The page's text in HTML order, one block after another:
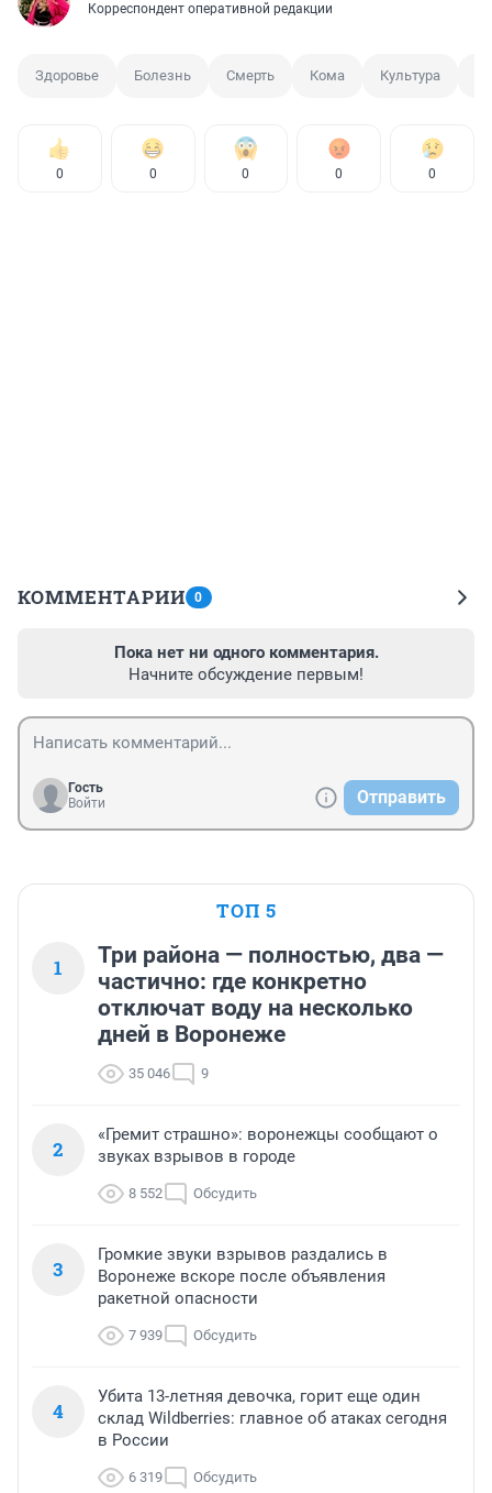
Корреспондент оперативной редакции
Здоровье Болезнь Смерть Кома Культура
0 0 0 0 0
КОММЕНТАРИИ 0
Пока нет ни одного комментария.
Начните обсуждение первым!
Гость
Войти
Отправить
ТОП 5
1
Три района — полностью, два —
частично: где конкретно
отключат воду на несколько
дней в Воронеже
35 046 9
2
«Гремит страшно»: воронежцы сообщают о
звуках взрывов в городе
8 552 Обсудить
3
Громкие звуки взрывов раздались в
Воронеже вскоре после объявления
ракетной опасности
7 939 Обсудить
4
Убита 13-летняя девочка, горит еще один
склад Wildberries: главное об атаках сегодня
в России
6 319 Обсудить